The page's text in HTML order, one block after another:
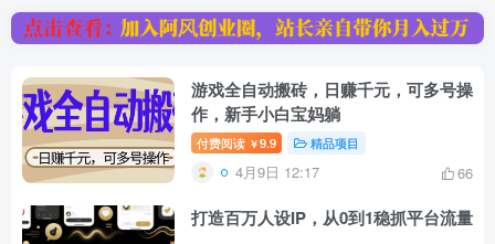
游戏全自动搬砖，日赚千元，可多号操
作，新手小白宝妈躺
付费阅读 ￥9.9 精品项目
4月9日 12:17 66
打造百万人设IP，从0到1稳抓平台流量